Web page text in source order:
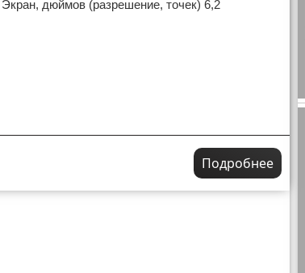
дюймов (разрешение, точек) 6,2
Подробнее